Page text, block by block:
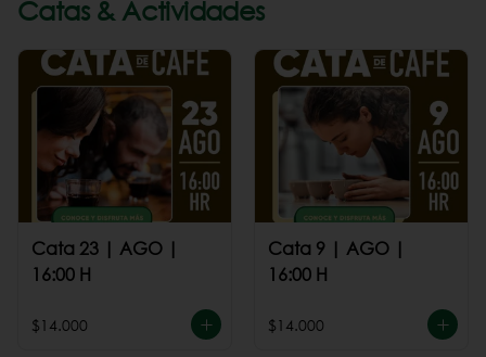
Catas & Actividades
Cata 23 | AGO |
16:00 H
$14.000
Cata 9 | AGO |
16:00 H
$14.000